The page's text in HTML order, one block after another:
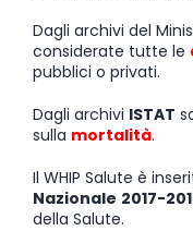
Dagli archivi del
considerate tutte le
pubblici o privati.
Dagli archivi ISTAT
sulla mortalità.
Il WHIP Salute è
Nazionale 2017-
della Salute.